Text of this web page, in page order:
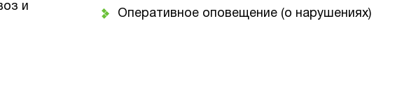
и
Оперативное оповещение (о нарушениях)